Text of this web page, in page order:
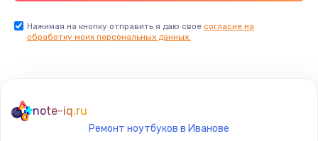
Нажимая на кнопку отправить я даю свое согласие на
обработку моих персональных данных.
note-iq.ru
Ремонт ноутбуков в Иванове